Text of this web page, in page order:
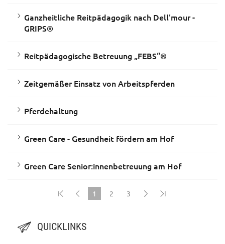
Ganzheitliche Reitpädagogik nach Dell'mour -
GRIPS®
Reitpädagogische Betreuung „FEBS“®
Zeitgemäßer Einsatz von Arbeitspferden
Pferdehaltung
Green Care - Gesundheit fördern am Hof
Green Care Senior:innenbetreuung am Hof
1
2 3
QUICKLINKS